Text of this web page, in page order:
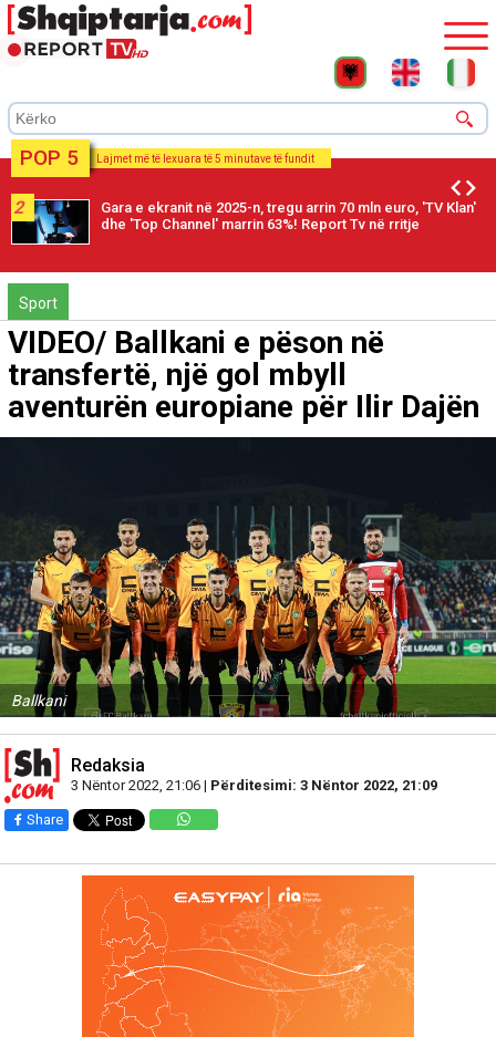
POP 5 Lajmet më të lexuara të 5 minutave të fundit
2
Gara e ekranit në 2025-n, tregu arrin 70 mln euro, 'TV Klan'
dhe 'Top Channel' marrin 63%! Report Tv në rritje
Sport
VIDEO/ Ballkani e pëson në
transfertë, një gol mbyll
aventurën europiane për Ilir Dajën
Ballkani
Redaksia
3 Nëntor 2022, 21:06 | Përditesimi: 3 Nëntor 2022, 21:09
Share